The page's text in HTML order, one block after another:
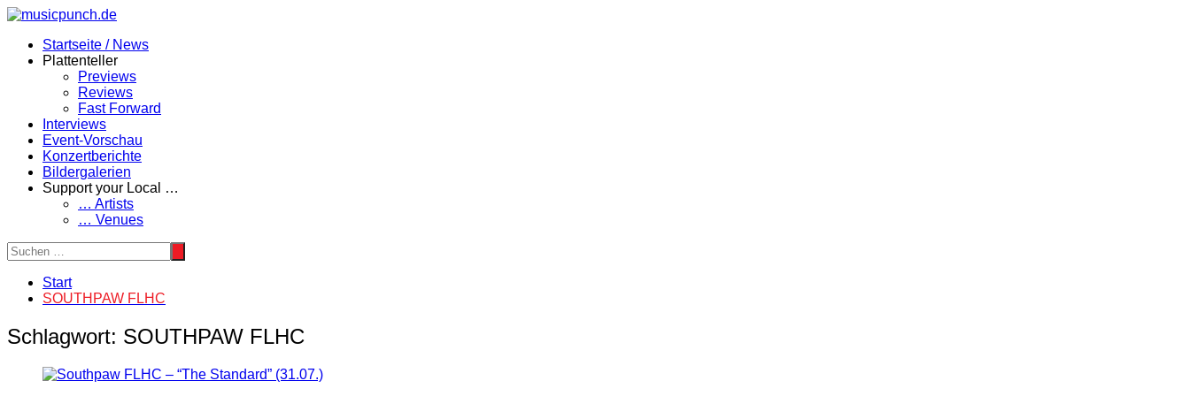
Zum
springenStartseite / News
Plattenteller
Previews
Reviews
Fast Forward
Interviews
Event-Vorschau
Konzertberichte
Bildergalerien
Support your Local …
… Artists
… Venues
Start
SOUTHPAW FLHC
Schlagwort: SOUTHPAW FLHC